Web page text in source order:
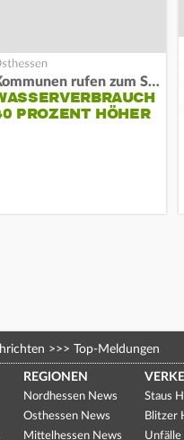
Kommunen rufen zum Sparen auf
PROZENT HÖHER
>>> Top-Meldungen
REGIONEN
Nordhessen News
Osthessen News
Mittelhessen News
Staus
Blitzer
Unfälle